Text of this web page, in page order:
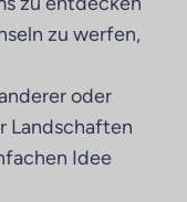
zu werfen,
oder
Landschaften
Idee